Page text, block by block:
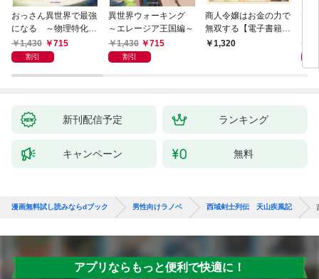
おっさん異世界で最強
になる ～物理特化の
覚醒者～
1,430 715
割引
異世界ウォーキング
～エレージア王国編～
1,430
715
割引
商人令嬢はお金の力で
無双する【電子書籍限
定書き下ろしSS付
1,320
デ
新刊配信予定 ランキング
キャンペーン 無料
漫画無料試し読みならdブック 男性向けラノベ 西域剣士列伝 天山疾風記
アプリならもっと便利で快適に！